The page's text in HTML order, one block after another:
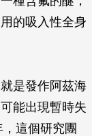
的吸入性全身
是發作阿茲海
能出現暫時失
這個研究團